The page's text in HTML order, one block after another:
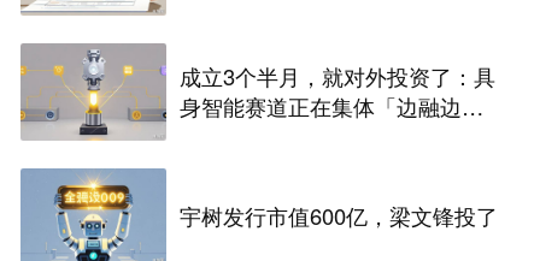
成立3个半月，就对外投资了：具
身智能赛道正在集体「边融边
宇树发行市值600亿，梁文锋投了